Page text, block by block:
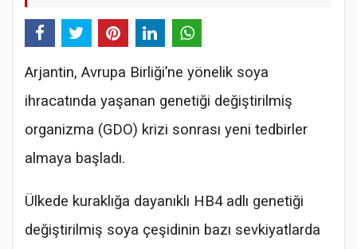
Arjantin, Avrupa Birliği’ne yönelik soya
ihracatında yaşanan genetiği değiştirilmiş
organizma (GDO) krizi sonrası yeni tedbirler
almaya başladı.
Ülkede kuraklığa dayanıklı HB4 adlı genetiği
değiştirilmiş soya çeşidinin bazı sevkiyatlarda